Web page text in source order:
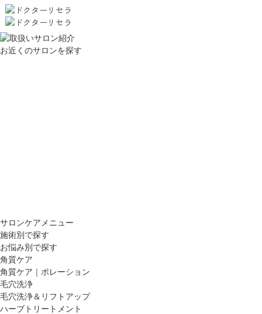
お近くのサロンを探す
サロンケアメニュー
施術別で探す
お悩み別で探す
角質ケア
角質ケア｜ポレーション
毛穴洗浄
毛穴洗浄＆リフトアップ
ハーブトリートメント